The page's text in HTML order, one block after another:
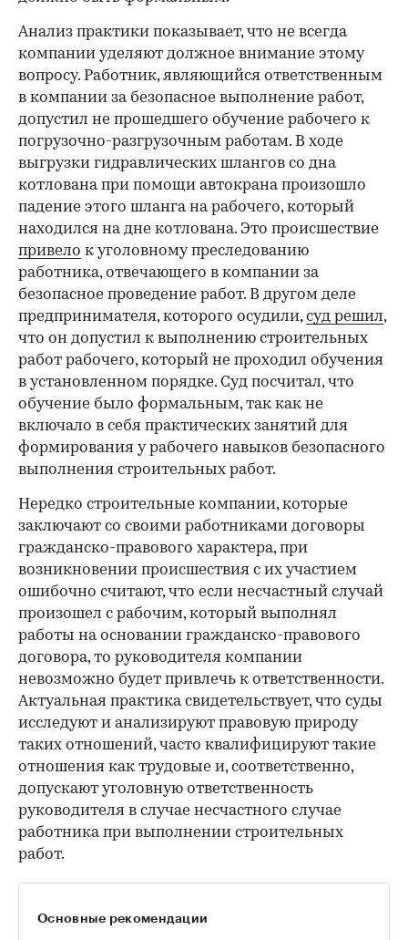
Анализ практики показывает, что не всегда
компании уделяют должное внимание этому
вопросу. Работник, являющийся ответственным
в компании за безопасное выполнение работ,
допустил не прошедшего обучение рабочего к
погрузочно-разгрузочным работам. В ходе
выгрузки гидравлических шлангов со дна
котлована при помощи автокрана произошло
падение этого шланга на рабочего, который
находился на дне котлована. Это происшествие
привело к уголовному преследованию
работника, отвечающего в компании за
безопасное проведение работ. В другом деле
предпринимателя, которого осудили,суд решил,
что он допустил к выполнению строительных
работ рабочего, который не проходил обучения
в установленном порядке. Суд посчитал, что
обучение было формальным, так как не
включало в себя практических занятий для
формирования у рабочего навыков безопасного
выполнения строительных работ.
Нередко строительные компании, которые
заключают со своими работниками договоры
гражданско-правового характера, при
возникновении происшествия с их участием
ошибочно считают, что если несчастный случай
произошел с рабочим, который выполнял
работы на основании гражданско-правового
договора, то руководителя компании
невозможно будет привлечь к ответственности.
Актуальная практика свидетельствует, что суды
исследуют и анализируют правовую природу
таких отношений, часто квалифицируют такие
отношения как трудовые и, соответственно,
допускают уголовную ответственность
руководителя в случае несчастного случае
работника при выполнении строительных
работ.
Основные рекомендации